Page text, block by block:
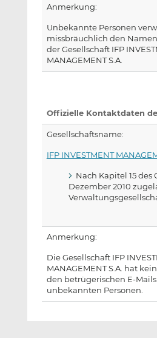
Anmerkung:
Unbekannte Personen
missbräuchlich den
der Gesellschaft IFP
MANAGEMENT S.A.
Offizielle Kontaktdaten
Gesellschaftsname:
IFP INVESTMENT
Nach Kapitel 15 des
Dezember 2010
Anmerkung:
Die Gesellschaft IFP
MANAGEMENT S.A. hat
den betrügerischen E-
unbekannten Personen.